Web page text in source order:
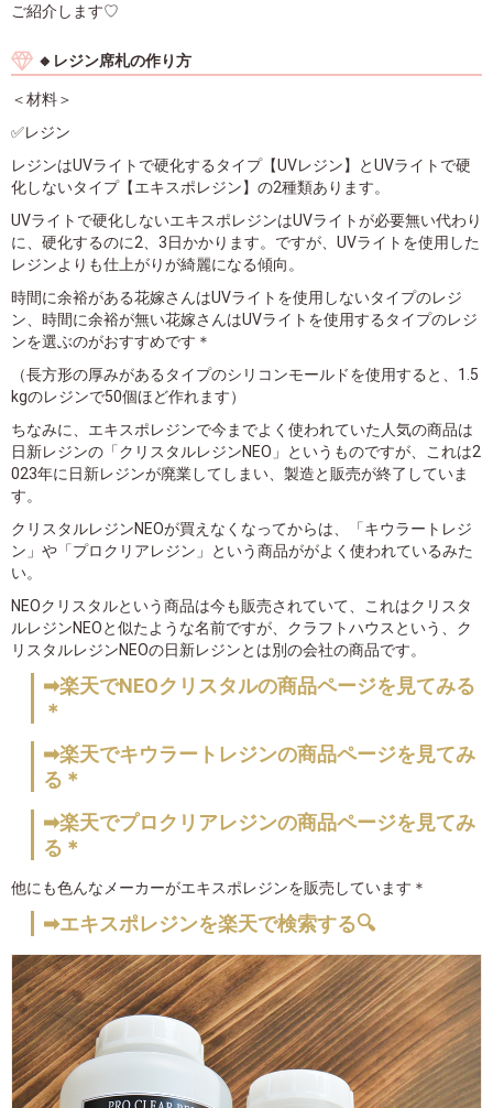
ご紹介します♡
🔸レジン席札の作り方
＜材料＞
✅レジン
レジンはUVライトで硬化するタイプ【UVレジン】とUVライトで硬
化しないタイプ【エキスポレジン】の2種類あります。
UVライトで硬化しないエキスポレジンはUVライトが必要無い代わり
に、硬化するのに2、3日かかります。ですが、UVライトを使用した
レジンよりも仕上がりが綺麗になる傾向。
時間に余裕がある花嫁さんはUVライトを使用しないタイプのレジ
ン、時間に余裕が無い花嫁さんはUVライトを使用するタイプのレジ
ンを選ぶのがおすすめです＊
（長方形の厚みがあるタイプのシリコンモールドを使用すると、1.5
kgのレジンで50個ほど作れます）
ちなみに、エキスポレジンで今までよく使われていた人気の商品は
日新レジンの「クリスタルレジンNEO」というものですが、これは2
023年に日新レジンが廃業してしまい、製造と販売が終了していま
す。
クリスタルレジンNEOが買えなくなってからは、「キウラートレジ
ン」や「プロクリアレジン」という商品ががよく使われているみた
い。
NEOクリスタルという商品は今も販売されていて、これはクリスタ
ルレジンNEOと似たような名前ですが、クラフトハウスという、ク
リスタルレジンNEOの日新レジンとは別の会社の商品です。
➡楽天でNEOクリスタルの商品ページを見てみる
＊
➡楽天でキウラートレジンの商品ページを見てみ
る＊
➡楽天でプロクリアレジンの商品ページを見てみ
る＊
他にも色んなメーカーがエキスポレジンを販売しています＊
➡エキスポレジンを楽天で検索する🔍